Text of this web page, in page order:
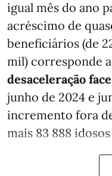
igual mês do ano
acréscimo de
beneficiários (de
mil) corresponde a
desaceleração
junho de 2024 e
incremento fora
mais 83 888 idosos